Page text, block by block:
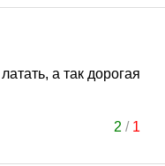
а так дорогая
2 / 1